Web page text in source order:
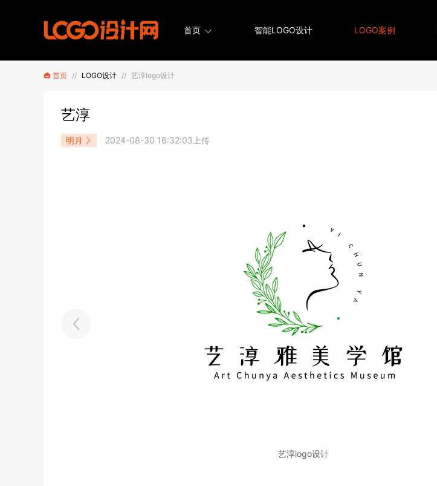
首页 智能LOGO设计 LOGO案例
首页 // LOGO设计 // 艺淳logo设计
艺淳
明月 2024-08-30 16:32:03上传
艺淳logo设计